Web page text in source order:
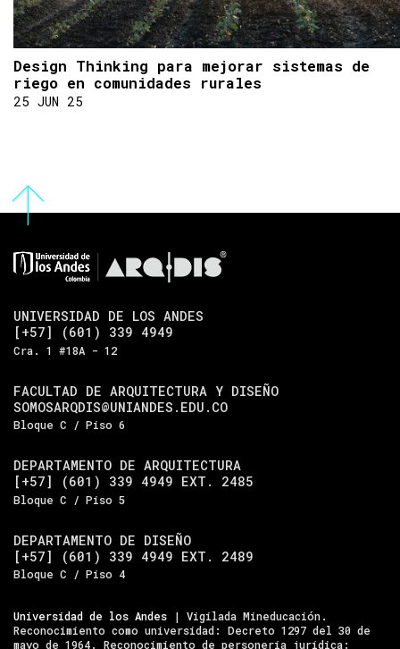
Design Thinking para mejorar sistemas de
riego en comunidades rurales
25 JUN 25
UNIVERSIDAD DE LOS ANDES
[+57] (601) 339 4949
Cra. 1 #18A - 12
FACULTAD DE ARQUITECTURA Y DISEÑO
SOMOSARQDIS@UNIANDES.EDU.CO
Bloque C / Piso 6
DEPARTAMENTO DE ARQUITECTURA
[+57] (601) 339 4949 EXT. 2485
Bloque C / Piso 5
DEPARTAMENTO DE DISEÑO
[+57] (601) 339 4949 EXT. 2489
Bloque C / Piso 4
Universidad de los Andes | Vigilada Mineducación.
Reconocimiento como universidad: Decreto 1297 del 30 de
mayo de 1964. Reconocimiento de personería jurídica: